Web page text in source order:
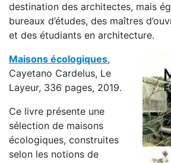
destination des architectes, mais
bureaux d’études, des maîtres
et des étudiants en architecture.
Maisons écologiques,
Cayetano Cardelus, Le
Layeur, 336 pages, 2019.
Ce livre présente une
sélection de maisons
écologiques, construites
selon les notions de